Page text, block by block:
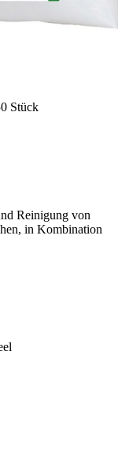
Reinigung von
in Kombination